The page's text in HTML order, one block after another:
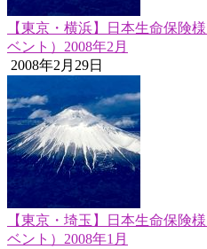
【東京・横浜】日本生命保険
ベント）2008年2月
2008年2月29日
【東京・埼玉】日本生命保険
ベント）2008年1月